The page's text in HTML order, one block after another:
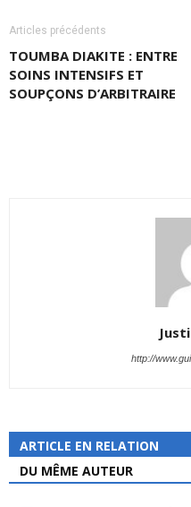
Articles précédents
TOUMBA DIAKITE : ENTRE
SOINS INTENSIFS ET
SOUPÇONS D’ARBITRAIRE
http://
ARTICLE EN RELATION
DU MÊME AUTEUR